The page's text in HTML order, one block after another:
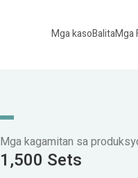
Mga kasoBalitaMga
Mga kagamitan sa
1,500 Sets